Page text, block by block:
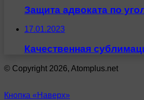
Защита адвоката по
17.01.2023
Качественная
© Copyright 2026, Atomplus.net
Кнопка «Наверх»